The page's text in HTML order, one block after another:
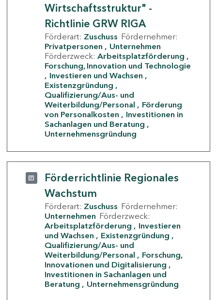
Wirtschaftsstruktur" -
Richtlinie GRW RIGA
Förderart: Zuschuss Fördernehmer:
Privatpersonen
Unternehmen
Förderzweck: Arbeitsplatzförderung
Forschung, Innovation und Technologie
Investieren und Wachsen
Existenzgründung
Qualifizierung/Aus- und
Weiterbildung/Personal
Förderung
von Personalkosten
Investitionen in
Sachanlagen und Beratung
Unternehmensgründung
Förderrichtlinie Regionales
Wachstum
Förderart: Zuschuss Fördernehmer:
Unternehmen Förderzweck:
Arbeitsplatzförderung
Investieren
und Wachsen
Existenzgründung
Qualifizierung/Aus- und
Weiterbildung/Personal
Forschung,
Innovationen und Digitalisierung
Investitionen in Sachanlagen und
Beratung
Unternehmensgründung